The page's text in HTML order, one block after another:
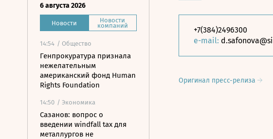
6 августа 2026
Новости Новости
компаний
14:54 / Общество
Генпрокуратура признала
нежелательным
американский фонд Human
Rights Foundation
14:50 / Экономика
Сазанов: вопрос о
введении windfall tax для
металлургов не
+7(384)2496300
e-mail:
Оригинал пресс-релиза